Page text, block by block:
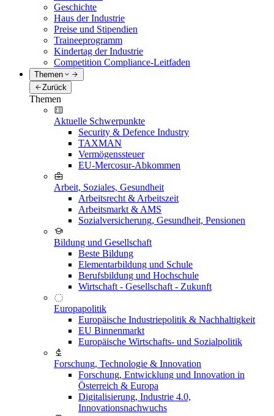
Geschichte
Haus der Industrie
Preise und Stipendien
Traineeprogramm
Kindertag der Industrie
Competition Compliance-Leitfaden
Themen
Zurück
Themen
Aktuelle Schwerpunkte
Security & Defence Industry
TAXMAN
Vermögenssteuer
EU-Mercosur-Abkommen
Arbeit, Soziales, Gesundheit
Arbeitsrecht & Arbeitszeit
Arbeitsmarkt & AMS
Sozialversicherung, Gesundheit, Pensionen
Bildung und Gesellschaft
Beste Bildung
Elementarbildung und Schule
Berufsbildung und Hochschule
Wirtschaft - Gesellschaft - Zukunft
Europapolitik
Europäische Industriepolitik & Nachhaltigkeit
EU Binnenmarkt
Europäische Wirtschafts- und Sozialpolitik
Forschung, Technologie & Innovation
Forschung, Entwicklung und Innovation in
Österreich & Europa
Digitalisierung, Industrie 4.0,
Innovationsnachwuchs